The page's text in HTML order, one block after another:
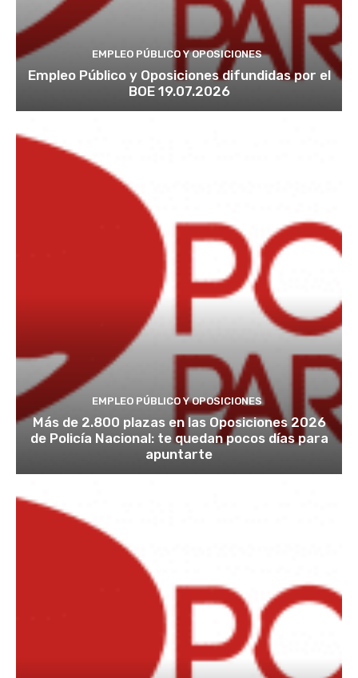
EMPLEO PÚBLICO Y OPOSICIONES
Empleo Público y Oposiciones difundidas por el
BOE 19.07.2026
EMPLEO PÚBLICO Y OPOSICIONES
Más de 2.800 plazas en las Oposiciones 2026
de Policía Nacional: te quedan pocos días para
apuntarte